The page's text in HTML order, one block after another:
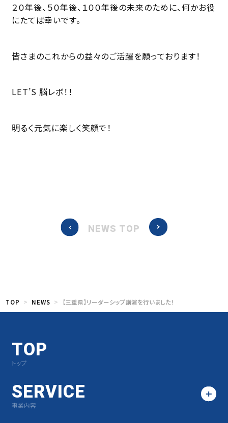
２０年後、５０年後、１００年後の未来のために、何かお役
にたてば幸いです。
皆さまのこれからの益々のご活躍を願っております！
LET’S 脳レボ！！
明るく元気に楽しく笑顔で！
NEWS TOP
TOP NEWS 【三重県】リーダーシップ講演を行いました！
TOP
トップ
SERVICE
事業内容